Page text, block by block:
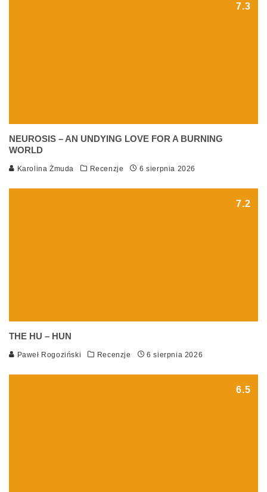
7.3
NEUROSIS – AN UNDYING LOVE FOR A BURNING
WORLD
Karolina Żmuda Recenzje 6 sierpnia 2026
7.2
THE HU – HUN
Paweł Rogoziński Recenzje 6 sierpnia 2026
6.5